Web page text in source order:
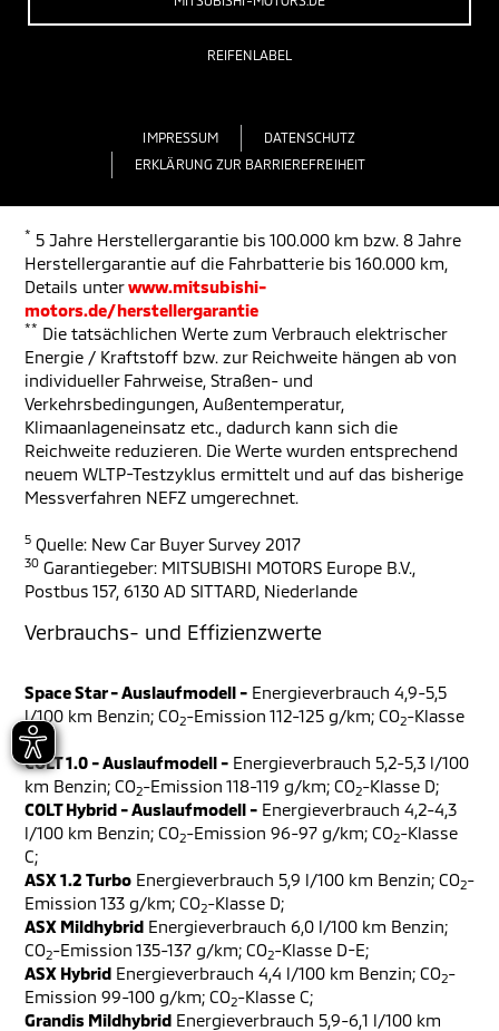
REIFENLABEL
IMPRESSUM
DATENSCHUTZ
ERKLÄRUNG ZUR BARRIEREFREIHEIT
* 5 Jahre Herstellergarantie bis 100.000 km bzw. 8 Jahre
Herstellergarantie auf die Fahrbatterie bis 160.000 km,
Details unterwww.mitsubishi-
motors.de/herstellergarantie
** Die tatsächlichen Werte zum Verbrauch elektrischer
Energie / Kraftstoff bzw. zur Reichweite hängen ab von
individueller Fahrweise, Straßen- und
Verkehrsbedingungen, Außentemperatur,
Klimaanlageneinsatz etc., dadurch kann sich die
Reichweite reduzieren. Die Werte wurden entsprechend
neuem WLTP-Testzyklus ermittelt und auf das bisherige
Messverfahren NEFZ umgerechnet.
5 Quelle: New Car Buyer Survey 2017
30 Garantiegeber: MITSUBISHI MOTORS Europe B.V.,
Postbus 157, 6130 AD SITTARD, Niederlande
Verbrauchs- und Effizienzwerte
Space Star - Auslaufmodell - Energieverbrauch 4,9-5,5
l/100 km Benzin; CO2-Emission 112-125 g/km; CO2-Klasse
C-D;
COLT 1.0 - Auslaufmodell - Energieverbrauch 5,2-5,3 l/100
km Benzin; CO2-Emission 118-119 g/km; CO2-Klasse D;
COLT Hybrid - Auslaufmodell - Energieverbrauch 4,2-4,3
l/100 km Benzin; CO2-Emission 96-97 g/km; CO2-Klasse
C;
ASX 1.2 Turbo Energieverbrauch 5,9 l/100 km Benzin; CO2-
Emission 133 g/km; CO2-Klasse D;
ASX Mildhybrid Energieverbrauch 6,0 l/100 km Benzin;
CO2-Emission 135-137 g/km; CO2-Klasse D-E;
ASX Hybrid Energieverbrauch 4,4 l/100 km Benzin; CO2-
Emission 99-100 g/km; CO2-Klasse C;
Grandis Mildhybrid Energieverbrauch 5,9-6,1 l/100 km